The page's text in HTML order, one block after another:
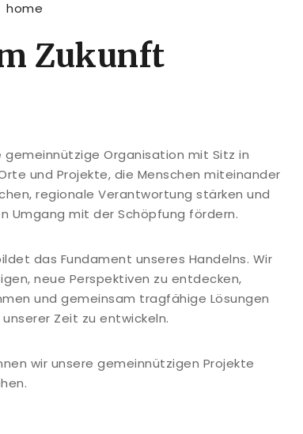
Zukunft
gemeinnützige Organisation mit Sitz in
und Projekte, die Menschen miteinander
regionale Verantwortung stärken und
Umgang mit der Schöpfung fördern.
das Fundament unseres Handelns. Wir
neue Perspektiven zu entdecken,
und gemeinsam tragfähige Lösungen
Zeit zu entwickeln.
wir unsere gemeinnützigen Projekte